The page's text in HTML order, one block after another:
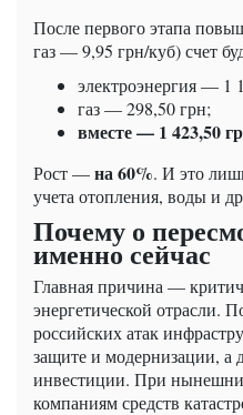
После первого этапа
газ — 9,95 грн/куб) счет
электроэнергия — 1
газ — 298,50 грн;
вместе — 1 423,50
Рост —на 60%. И это
учета отопления, воды и
Почему о
именно сейчас
Главная причина —
энергетической отрасли.
российских атак
защите и модернизации,
инвестиции. При
компаниям средств